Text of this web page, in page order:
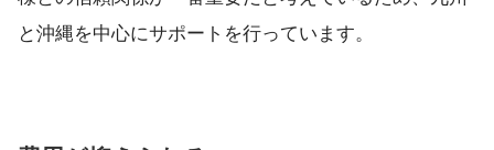
と沖縄を中心にサポートを行っています。